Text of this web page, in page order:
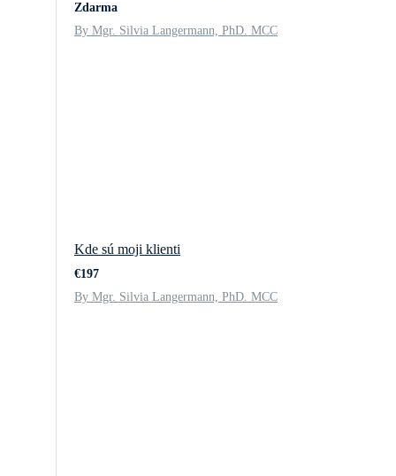
Zdarma
By Mgr. Silvia Langermann, PhD. MCC
Kde sú moji klienti
€197
By Mgr. Silvia Langermann, PhD. MCC